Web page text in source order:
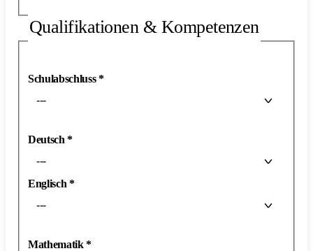
Qualifikationen & Kompetenzen
Schulabschluss*
---
Deutsch*
---
Englisch*
---
Mathematik*